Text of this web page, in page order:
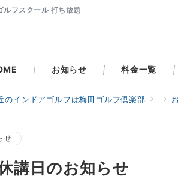
ルフスクール 打ち放題
お知らせ 料金一覧
のインドアゴルフは梅田ゴルフ倶楽部
せ
講日のお知らせ